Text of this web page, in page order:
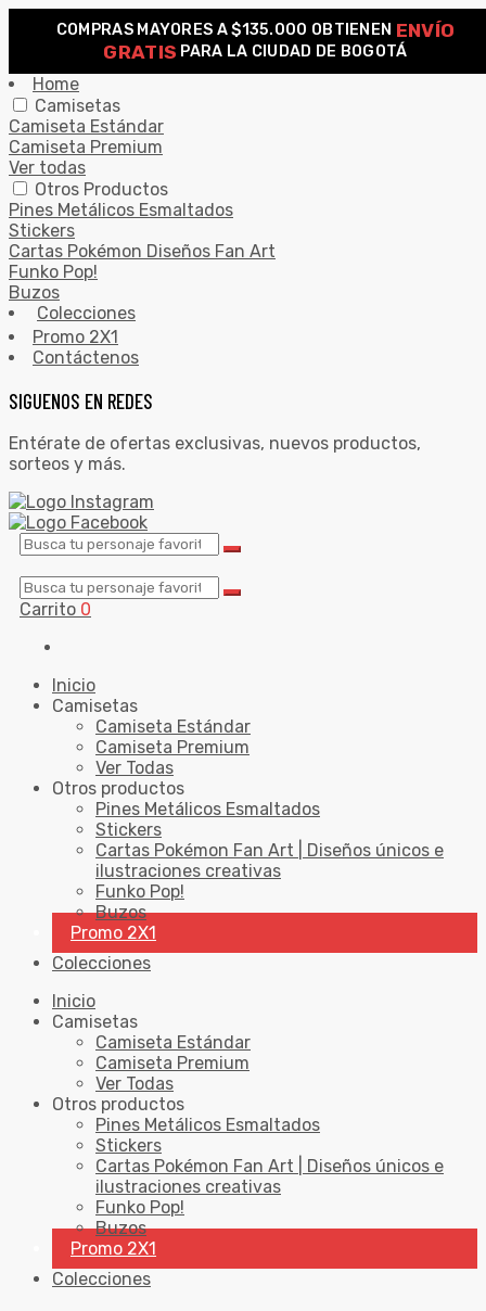
COMPRAS MAYORES A $135.000 OBTIENEN ENVÍO
GRATIS PARA LA CIUDAD DE BOGOTÁ
SEARCH
Home
Camisetas
Camiseta Estándar
Camiseta Premium
Ver todas
Otros Productos
Pines Metálicos Esmaltados
Stickers
Cartas Pokémon Diseños Fan Art
Funko Pop!
Buzos
Colecciones
Promo 2X1
Contáctenos
SIGUENOS EN REDES
Entérate de ofertas exclusivas, nuevos productos,
sorteos y más.
Carrito 0
Inicio
Camisetas
Camiseta Estándar
Camiseta Premium
Ver Todas
Otros productos
Pines Metálicos Esmaltados
Stickers
Cartas Pokémon Fan Art | Diseños únicos e
ilustraciones creativas
Funko Pop!
Buzos
Promo 2X1
Colecciones
Inicio
Camisetas
Camiseta Estándar
Camiseta Premium
Ver Todas
Otros productos
Pines Metálicos Esmaltados
Stickers
Cartas Pokémon Fan Art | Diseños únicos e
ilustraciones creativas
Funko Pop!
Buzos
Promo 2X1
Colecciones